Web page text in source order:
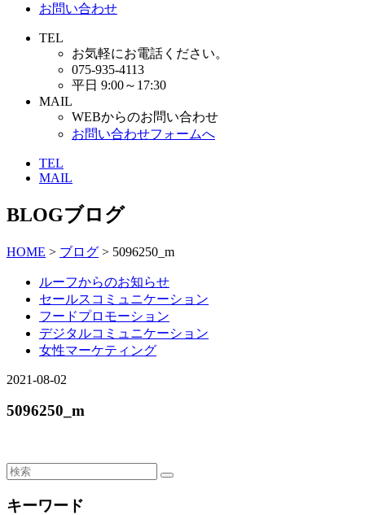
お問い合わせ
TEL
お気軽にお電話ください。
075-935-4113
平日 9:00～17:30
MAIL
WEBからのお問い合わせ
お問い合わせフォームへ
TEL
MAIL
BLOGブログ
HOME > ブログ > 5096250_m
ルーフからのお知らせ
セールスコミュニケーション
フードプロモーション
デジタルコミュニケーション
女性マーケティング
2021-08-02
5096250_m
キーワード